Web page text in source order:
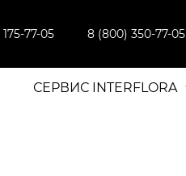
77-05 8 (800) 350-77-05
СЕРВИС INTERFLORA